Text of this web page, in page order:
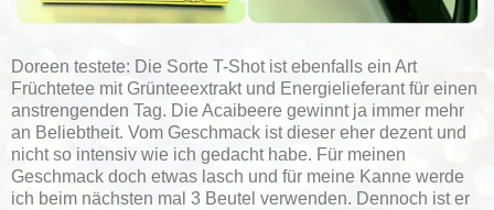
Doreen testete: Die Sorte T-Shot ist ebenfalls ein Art
Früchtetee mit Grünteeextrakt und Energielieferant für einen
anstrengenden Tag. Die Acaibeere gewinnt ja immer mehr
an Beliebtheit. Vom Geschmack ist dieser eher dezent und
nicht so intensiv wie ich gedacht habe. Für meinen
Geschmack doch etwas lasch und für meine Kanne werde
ich beim nächsten mal 3 Beutel verwenden. Dennoch ist er